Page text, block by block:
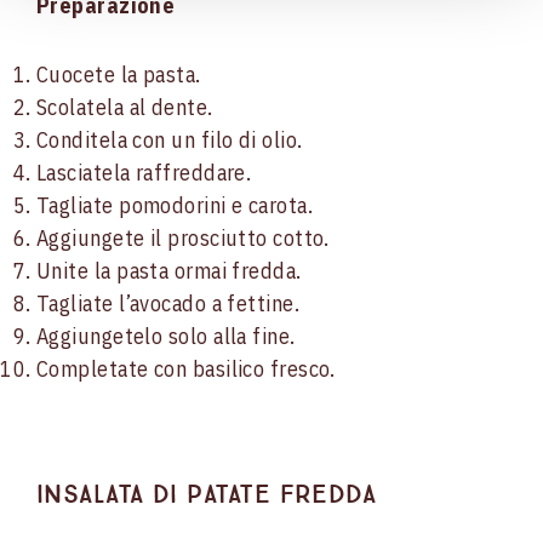
Cuocete la pasta.
Scolatela al dente.
Conditela con un filo di olio.
Lasciatela raffreddare.
Tagliate pomodorini e carota.
Aggiungete il prosciutto cotto.
Unite la pasta ormai fredda.
Tagliate l’avocado a fettine.
Aggiungetelo solo alla fine.
Completate con basilico fresco.
Insalata di patate fredda